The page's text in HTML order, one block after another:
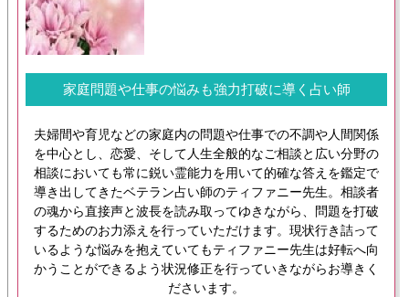
家庭問題や仕事の悩みも強力打破に導く占い師
夫婦間や育児などの家庭内の問題や仕事での不調や人間関係
を中心とし、恋愛、そして人生全般的なご相談と広い分野の
相談においても常に鋭い霊能力を用いて的確な答えを鑑定で
導き出してきたベテラン占い師のティファニー先生。相談者
の魂から直接声と波長を読み取ってゆきながら、問題を打破
するためのお力添えを行っていただけます。現状行き詰って
いるような悩みを抱えていてもティファニー先生は好転へ向
かうことができるよう状況修正を行っていきながらお導きく
ださいます。